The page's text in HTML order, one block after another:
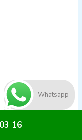
Whatsapp
16